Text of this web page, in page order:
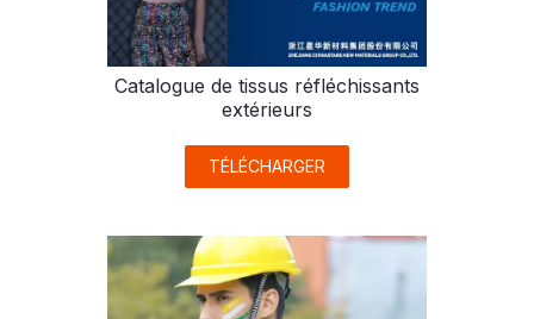
Catalogue de tissus réfléchissants
extérieurs
TÉLÉCHARGER